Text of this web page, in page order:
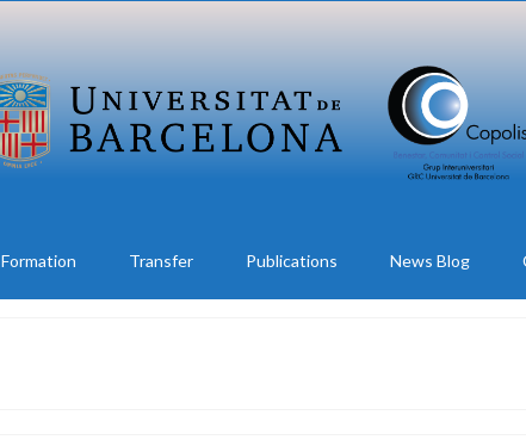
Formation Transfer Publications News Blog